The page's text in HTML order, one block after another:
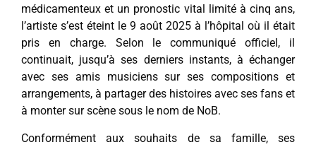
médicamenteux et un pronostic vital limité à cinq ans,
l’artiste s’est éteint le 9 août 2025 à l’hôpital où il était
pris en charge. Selon le communiqué officiel, il
continuait, jusqu’à ses derniers instants, à échanger
avec ses amis musiciens sur ses compositions et
arrangements, à partager des histoires avec ses fans et
à monter sur scène sous le nom de NoB.
Conformément aux souhaits de sa famille, ses